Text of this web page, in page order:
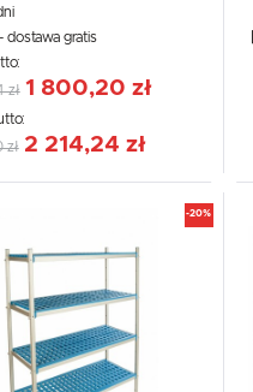
dostawa gratis
zł 1 800,20 zł
zł 2 214,24 zł
-20%